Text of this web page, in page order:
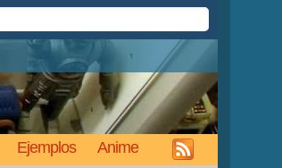
Ejemplos Anime